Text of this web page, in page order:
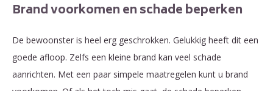
Brand voorkomen en schade beperken
De bewoonster is heel erg geschrokken. Gelukkig heeft dit een
goede afloop. Zelfs een kleine brand kan veel schade
aanrichten. Met een paar simpele maatregelen kunt u brand